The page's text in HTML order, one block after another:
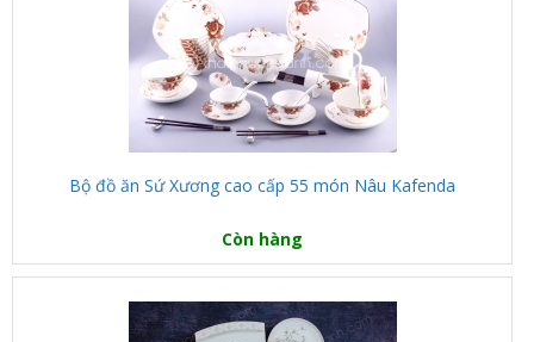
Bộ đồ ăn Sứ Xương cao cấp 55 món Nâu Kafenda
Còn hàng